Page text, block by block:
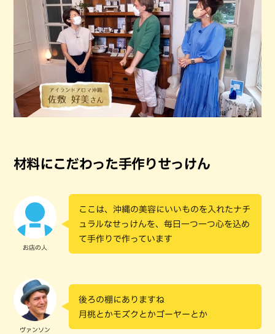
材料にこだわった手作りせっけん
お店の人
ここは、沖縄の美容にいいものを入れたナチ
ュラルなせっけんを、毎日一つ一つ心を込め
て手作りで作っています
ヴァンソン
後ろの棚にありますね
月桃とかモズクとかゴーヤーとか